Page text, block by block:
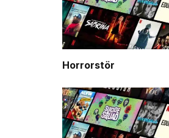
Horrorstör